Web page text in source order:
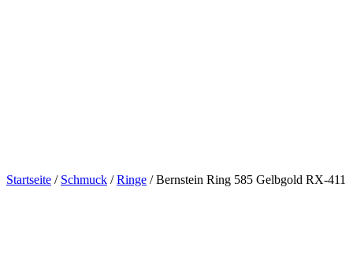
Startseite / Schmuck /Ringe / Bernstein Ring 585 Gelbgold RX-411